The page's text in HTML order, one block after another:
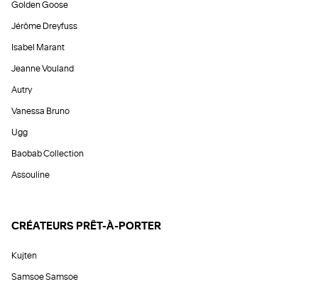
Golden Goose
Jérôme Dreyfuss
Isabel Marant
Jeanne Vouland
Autry
Vanessa Bruno
Ugg
Baobab Collection
Assouline
CRÉATEURS PRÊT-À-PORTER
Kujten
Samsoe Samsoe